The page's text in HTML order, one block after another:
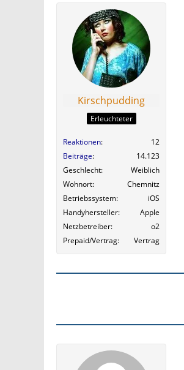
Kirschpudding
Erleuchteter
Reaktionen
12
Beiträge
14.123
Geschlecht
Weiblich
Wohnort
Chemnitz
Betriebssystem
iOS
Handyhersteller
Apple
Netzbetreiber
o2
Prepaid/Vertrag
Vertrag